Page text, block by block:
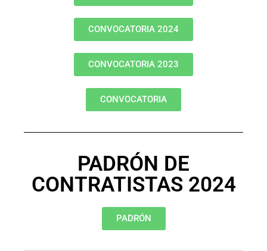
CONVOCATORIA 2024
CONVOCATORIA 2023
CONVOCATORIA
PADRÓN DE
CONTRATISTAS 2024
PADRÓN